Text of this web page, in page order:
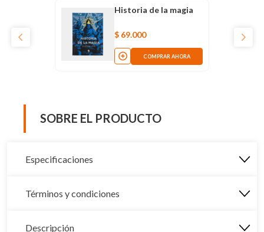
Historia de la magia
$ 69.000
COMPRAR AHORA
SOBRE EL PRODUCTO
Especificaciones
Términos y condiciones
Descripción